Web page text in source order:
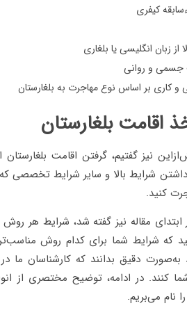
کیفری
از زبان انگلیسی یا بلغاری
جسمی و روانی
کاری بر اساس نوع مهاجرت به بلغارستان
اقامت بلغارستان
نیز گفتیم، گرفتن اقامت
داشتن شرایط بالا و سایر شرایط
کنید.
مقاله نیز گفته شد، شرایط هر
که شرایط شما برای کدام روش
به‌صورت دقیق بدانند که کارشناسان ما
کنند. در ادامه، توضیح مختصری از
نام می‌بریم.